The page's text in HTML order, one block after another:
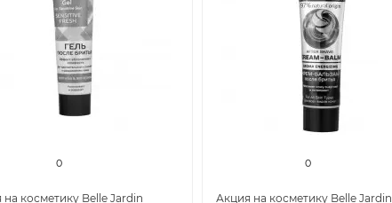
0
косметику Belle Jardin
0
Акция на косметику Belle Jardin